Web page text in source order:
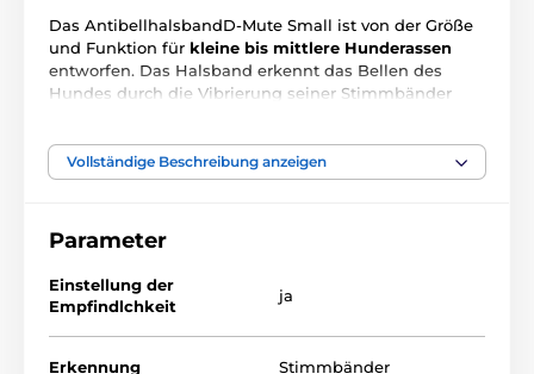
Das AntibellhalsbandD-Mute Small ist von der Größe
und Funktion für kleine bis mittlere Hunderassen
entworfen. Das Halsband erkennt das Bellen des
Hundes durch die Vibrierung seiner Stimmbänder
Stufen-Impulsenverfügt über eine einfache
Magnetsteuerung.
Vollständige Beschreibung anzeigen
Parameter
Einstellung der
Empfindlchkeit
ja
Erkennung Stimmbänder